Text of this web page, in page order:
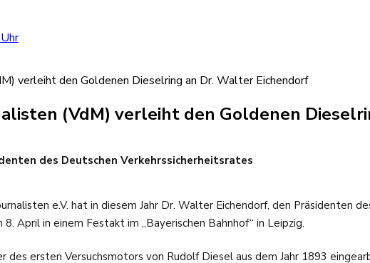
verleiht den Goldenen Dieselring an Dr. Walter Eichendorf
(VdM) verleiht den Goldenen
des Deutschen Verkehrssicherheitsrates
e.V. hat in diesem Jahr Dr. Walter Eichendorf, den Präsidenten
April in einem Festakt im „Bayerischen Bahnhof“ in Leipzig.
des ersten Versuchsmotors von Rudolf Diesel aus dem Jahr 1893